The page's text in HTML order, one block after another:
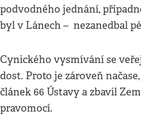
podvodného jednání,
byl v Lánech – nezanedbal
Cynického vysmívání se
dost. Proto je zároveň
článek 66 Ústavy a zbavil
pravomocí.